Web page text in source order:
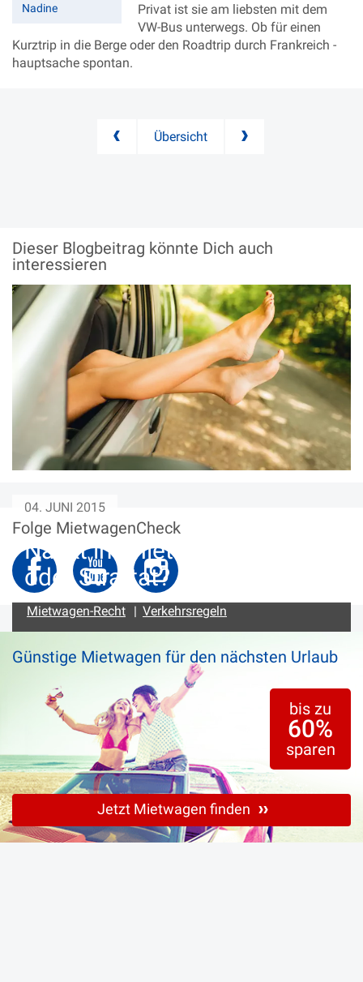
Nadine
Privat ist sie am liebsten mit dem
VW-Bus unterwegs. Ob für einen
Kurztrip in die Berge oder den Roadtrip durch Frankreich -
hauptsache spontan.
Übersicht
Dieser Blogbeitrag könnte Dich auch
interessieren
04. JUNI 2015
Nackt im Mietwagen: Erlaubt
oder Straftat?
Mietwagen-Recht | Verkehrsregeln
Folge MietwagenCheck
Günstige Mietwagen für den nächsten Urlaub
bis zu
60%
sparen
Jetzt Mietwagen finden